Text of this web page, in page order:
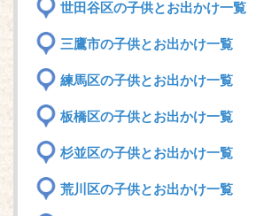
世田谷区の子供とお出かけ一覧
三鷹市の子供とお出かけ一覧
練馬区の子供とお出かけ一覧
板橋区の子供とお出かけ一覧
杉並区の子供とお出かけ一覧
荒川区の子供とお出かけ一覧